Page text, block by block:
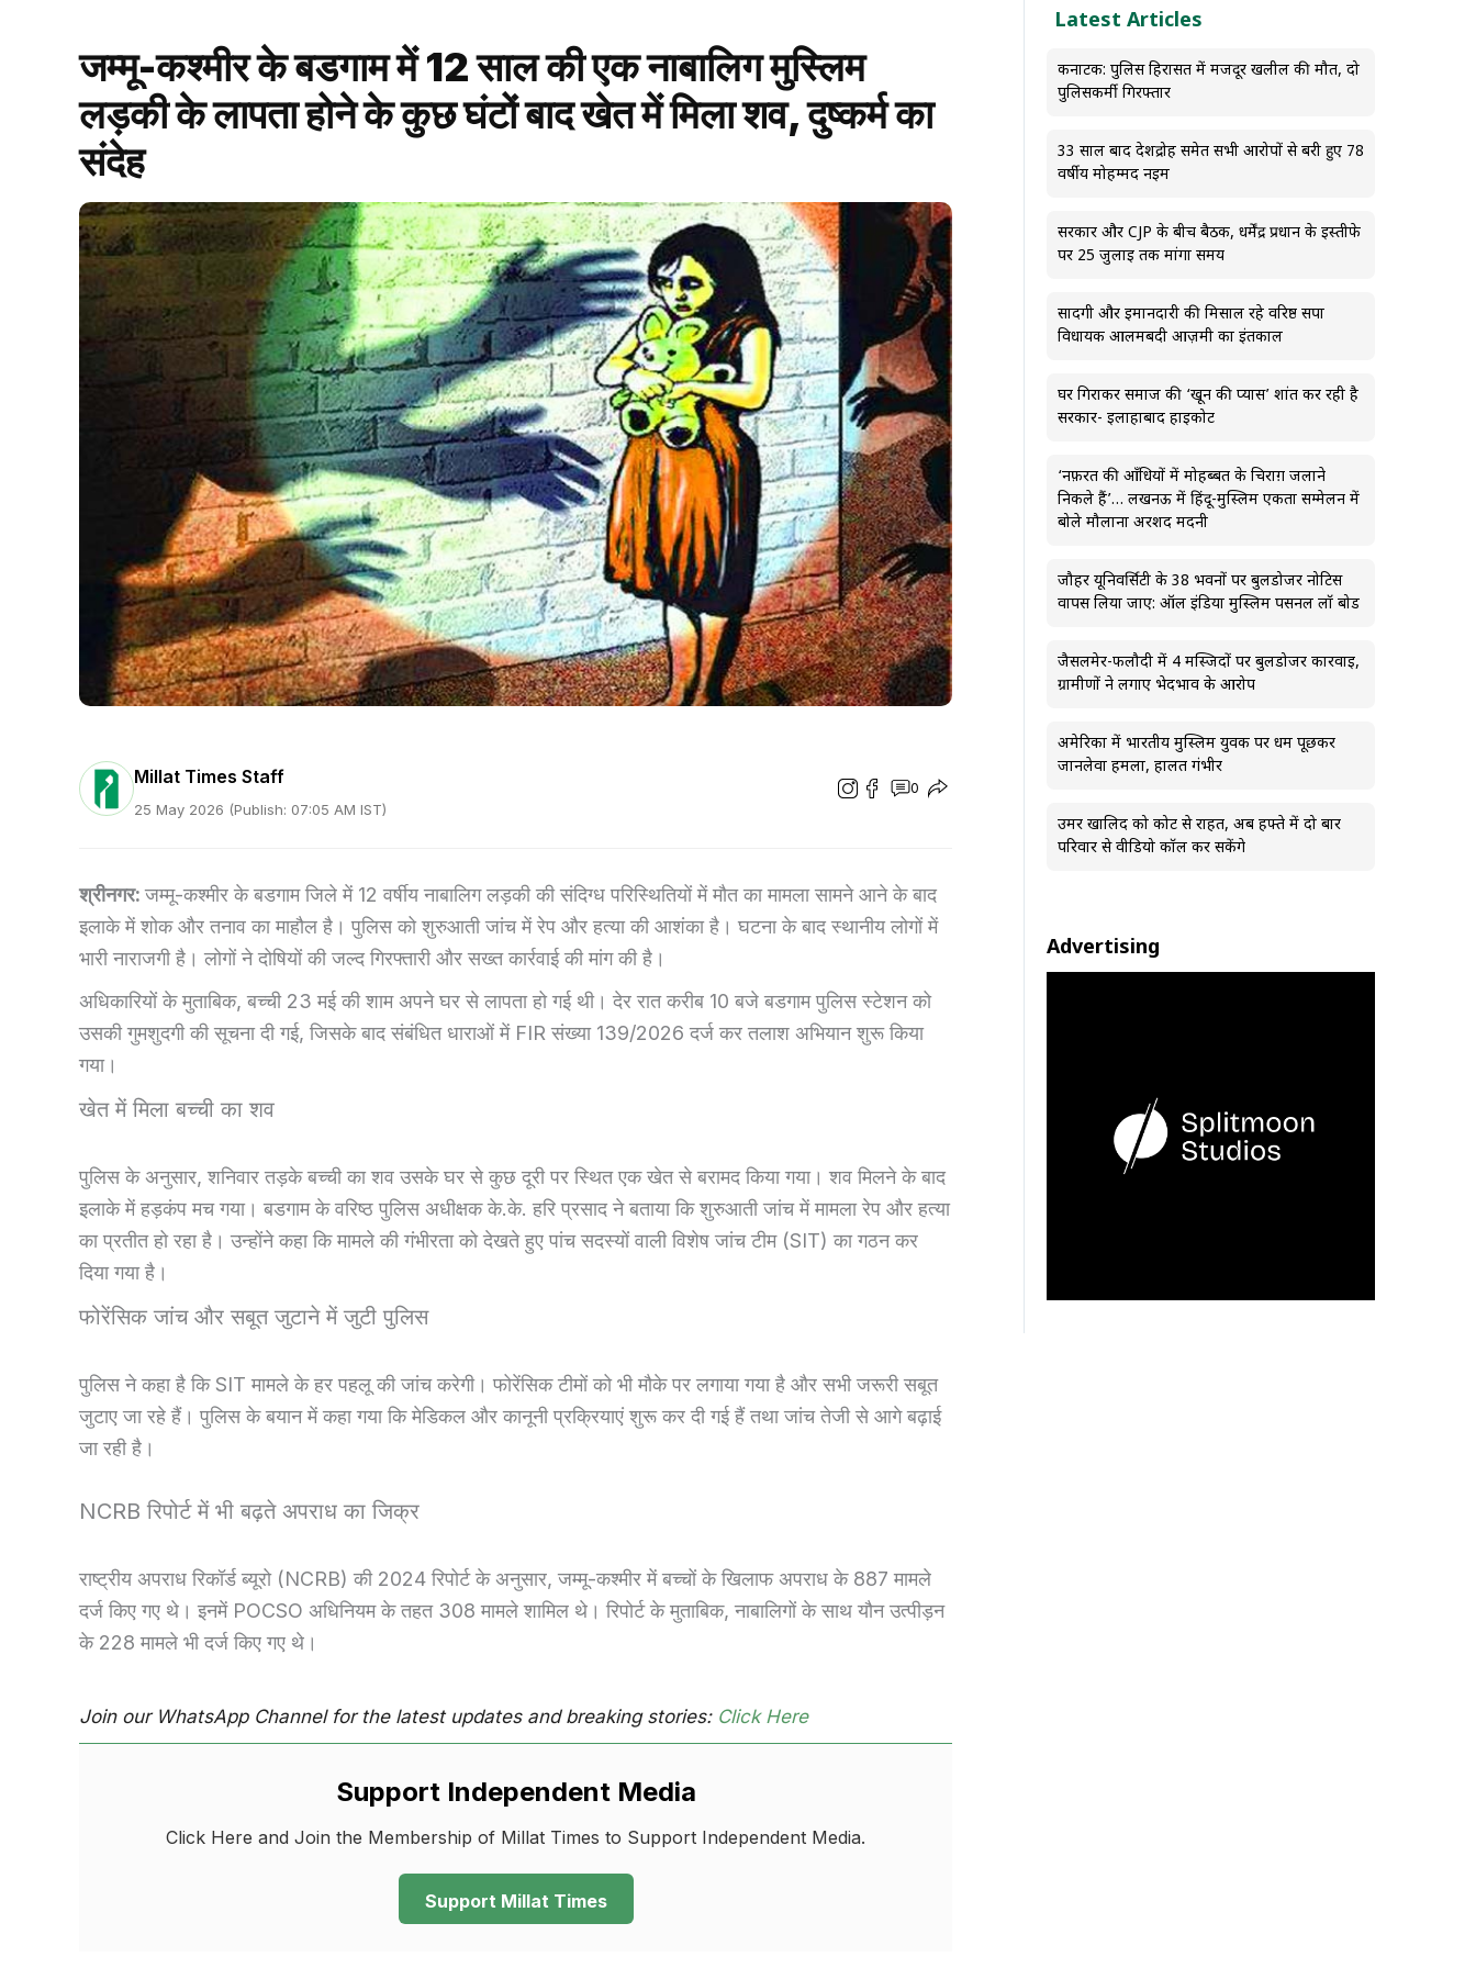
जम्मू-कश्मीर के बडगाम में 12 साल की एक नाबालिग मुस्लिम
लड़की के लापता होने के कुछ घंटों बाद खेत में मिला शव, दुष्कर्म का
संदेह
Millat Times Staff
25 May 2026 (Publish: 07:05 AM IST)
0
श्रीनगर:जम्मू-कश्मीर के बडगाम जिले में 12 वर्षीय नाबालिग लड़की की संदिग्ध परिस्थितियों में मौत का मामला सामने आने के बाद
इलाके में शोक और तनाव का माहौल है। पुलिस को शुरुआती जांच में रेप और हत्या की आशंका है। घटना के बाद स्थानीय लोगों में
भारी नाराजगी है। लोगों ने दोषियों की जल्द गिरफ्तारी और सख्त कार्रवाई की मांग की है।
अधिकारियों के मुताबिक, बच्ची 23 मई की शाम अपने घर से लापता हो गई थी। देर रात करीब 10 बजे बडगाम पुलिस स्टेशन को
उसकी गुमशुदगी की सूचना दी गई, जिसके बाद संबंधित धाराओं में FIR संख्या 139/2026 दर्ज कर तलाश अभियान शुरू किया
गया।
खेत में मिला बच्ची का शव
पुलिस के अनुसार, शनिवार तड़के बच्ची का शव उसके घर से कुछ दूरी पर स्थित एक खेत से बरामद किया गया। शव मिलने के बाद
इलाके में हड़कंप मच गया। बडगाम के वरिष्ठ पुलिस अधीक्षक के.के. हरि प्रसाद ने बताया कि शुरुआती जांच में मामला रेप और हत्या
का प्रतीत हो रहा है। उन्होंने कहा कि मामले की गंभीरता को देखते हुए पांच सदस्यों वाली विशेष जांच टीम (SIT) का गठन कर
दिया गया है।
फोरेंसिक जांच और सबूत जुटाने में जुटी पुलिस
पुलिस ने कहा है कि SIT मामले के हर पहलू की जांच करेगी। फोरेंसिक टीमों को भी मौके पर लगाया गया है और सभी जरूरी सबूत
जुटाए जा रहे हैं। पुलिस के बयान में कहा गया कि मेडिकल और कानूनी प्रक्रियाएं शुरू कर दी गई हैं तथा जांच तेजी से आगे बढ़ाई
जा रही है।
NCRB रिपोर्ट में भी बढ़ते अपराध का जिक्र
राष्ट्रीय अपराध रिकॉर्ड ब्यूरो (NCRB) की 2024 रिपोर्ट के अनुसार, जम्मू-कश्मीर में बच्चों के खिलाफ अपराध के 887 मामले
दर्ज किए गए थे। इनमें POCSO अधिनियम के तहत 308 मामले शामिल थे। रिपोर्ट के मुताबिक, नाबालिगों के साथ यौन उत्पीड़न
के 228 मामले भी दर्ज किए गए थे।
Join our WhatsApp Channel for the latest updates and breaking stories: Click Here
Support Independent Media
Click Here and Join the Membership of Millat Times to Support Independent Media.
Support Millat Times
Latest Articles
कर्नाटक: पुलिस हिरासत में मजदूर खलील की मौत, दो
पुलिसकर्मी गिरफ्तार
33 साल बाद देशद्रोह समेत सभी आरोपों से बरी हुए 78
वर्षीय मोहम्मद नईम
सरकार और CJP के बीच बैठक, धर्मेंद्र प्रधान के इस्तीफे
पर 25 जुलाई तक मांगा समय
सादगी और ईमानदारी की मिसाल रहे वरिष्ठ सपा
विधायक आलमबदी आज़मी का इंतकाल
घर गिराकर समाज की ‘खून की प्यास’ शांत कर रही है
सरकार- इलाहाबाद हाईकोर्ट
‘नफ़रत की आँधियों में मोहब्बत के चिराग़ जलाने
निकले हैं’… लखनऊ में हिंदू-मुस्लिम एकता सम्मेलन में
बोले मौलाना अरशद मदनी
जौहर यूनिवर्सिटी के 38 भवनों पर बुलडोजर नोटिस
वापस लिया जाए: ऑल इंडिया मुस्लिम पर्सनल लॉ बोर्ड
जैसलमेर-फलौदी में 4 मस्जिदों पर बुलडोजर कार्रवाई,
ग्रामीणों ने लगाए भेदभाव के आरोप
अमेरिका में भारतीय मुस्लिम युवक पर धर्म पूछकर
जानलेवा हमला, हालत गंभीर
उमर खालिद को कोर्ट से राहत, अब हफ्ते में दो बार
परिवार से वीडियो कॉल कर सकेंगे
Advertising